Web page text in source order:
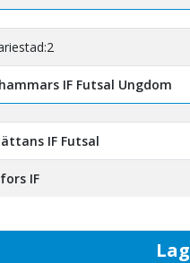
IF Futsal Ungdom
IF Futsal
IF
Lag